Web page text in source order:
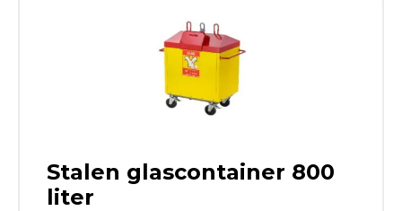
Stalen glascontainer 800
liter